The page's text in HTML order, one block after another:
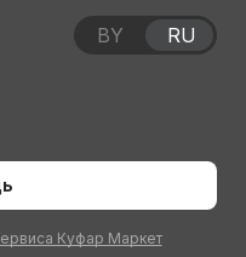
Куфар Маркет
BY RU